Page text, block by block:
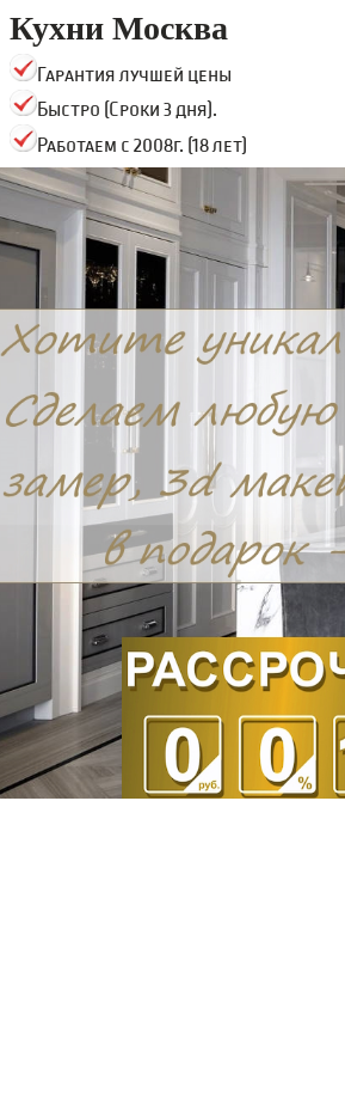
Кухни Москва
Гарантия лучшей цены
Быстро (Сроки 3 дня).
Работаем с 2008г. (18 лет)